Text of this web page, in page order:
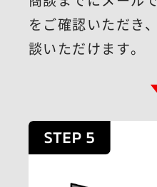
をご確認いただき
談いただけます。